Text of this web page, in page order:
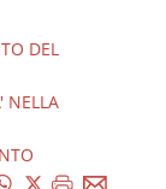
DEL
NELLA